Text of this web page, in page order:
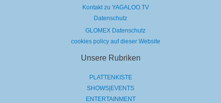
Kontakt zu YAGALOO.TV
Datenschutz
GLOMEX Datenschutz
cookies policy auf dieser Website
Unsere Rubriken
PLATTENKISTE
SHOWS|EVENTS
ENTERTAINMENT